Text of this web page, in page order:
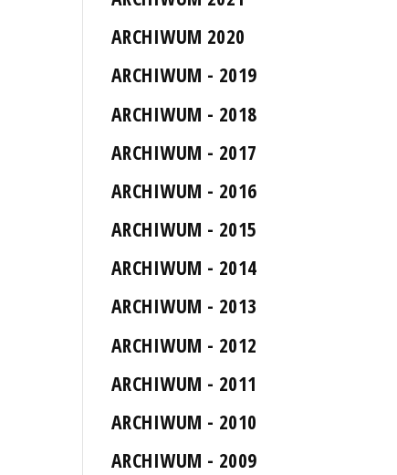
ARCHIWUM 2020
ARCHIWUM - 2019
ARCHIWUM - 2018
ARCHIWUM - 2017
ARCHIWUM - 2016
ARCHIWUM - 2015
ARCHIWUM - 2014
ARCHIWUM - 2013
ARCHIWUM - 2012
ARCHIWUM - 2011
ARCHIWUM - 2010
ARCHIWUM - 2009